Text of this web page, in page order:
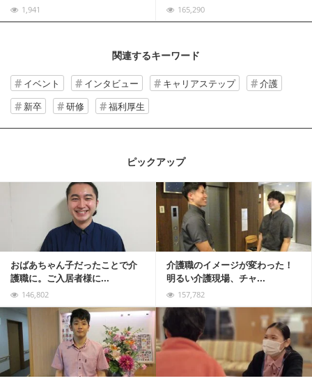
1,941 165,290
関連するキーワード
イベント インタビュー キャリアステップ
介護
新卒
研修 福利厚生
ピックアップ
おばあちゃん子だったことで介
護職に。ご入居者様に...
146,802
介護職のイメージが変わった！
明るい介護現場、チャ...
157,782
記事を読む